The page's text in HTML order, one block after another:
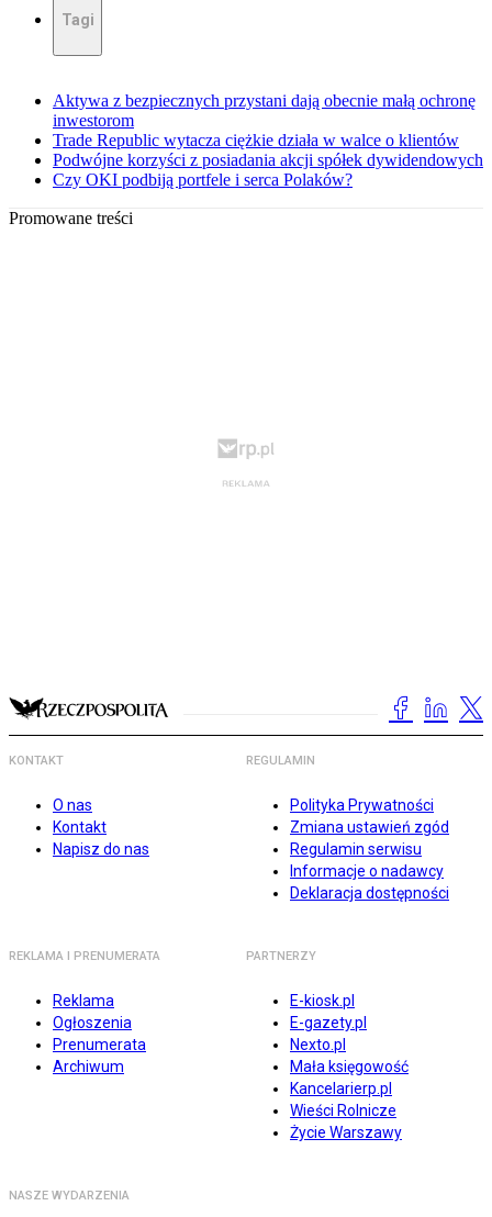
Tagi
Aktywa z bezpiecznych przystani dają obecnie małą ochronę
inwestorom
Trade Republic wytacza ciężkie działa w walce o klientów
Podwójne korzyści z posiadania akcji spółek dywidendowych
Czy OKI podbiją portfele i serca Polaków?
Promowane treści
KONTAKT
O nas
Kontakt
Napisz do nas
REGULAMIN
Polityka Prywatności
Zmiana ustawień zgód
Regulamin serwisu
Informacje o nadawcy
Deklaracja dostępności
REKLAMA I PRENUMERATA
Reklama
Ogłoszenia
Prenumerata
Archiwum
PARTNERZY
E-kiosk.pl
E-gazety.pl
Nexto.pl
Mała księgowość
Kancelarierp.pl
Wieści Rolnicze
Życie Warszawy
NASZE WYDARZENIA